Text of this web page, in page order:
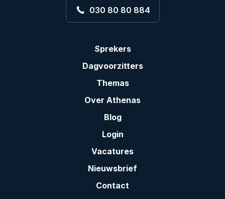
030 80 80 884
Sprekers
Dagvoorzitters
Themas
Over Athenas
Blog
Login
Vacatures
Nieuwsbrief
Contact